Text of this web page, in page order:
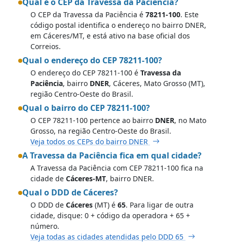
O CEP da Travessa da Paciência é 78211-100. Este
código postal identifica o endereço no bairro DNER,
em Cáceres/MT, e está ativo na base oficial dos
Correios.
Qual o endereço do CEP 78211-100?
O endereço do CEP 78211-100 é Travessa da
Paciência, bairro DNER, Cáceres, Mato Grosso (MT),
região Centro-Oeste do Brasil.
Qual o bairro do CEP 78211-100?
O CEP 78211-100 pertence ao bairro DNER, no Mato
Grosso, na região Centro-Oeste do Brasil.
Veja todos os CEPs do bairro DNER
A Travessa da Paciência fica em qual cidade?
A Travessa da Paciência com CEP 78211-100 fica na
cidade de Cáceres-MT, bairro DNER.
Qual o DDD de Cáceres?
O DDD de Cáceres (MT) é 65. Para ligar de outra
cidade, disque: 0 + código da operadora + 65 +
número.
Veja todas as cidades atendidas pelo DDD 65